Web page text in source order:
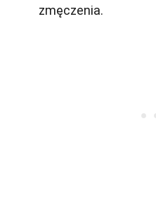
zmęczenia.